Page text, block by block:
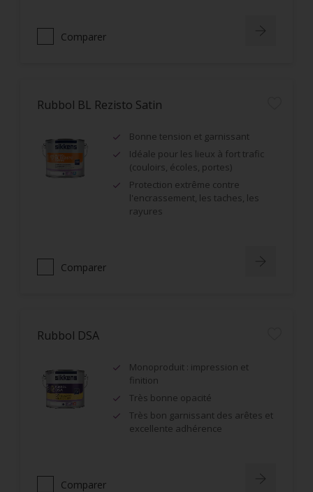
Comparer
Rubbol BL Rezisto Satin
Bonne tension et garnissant
Idéale pour les lieux à fort trafic
(couloirs, écoles, portes)
Protection extrême contre
l'encrassement, les taches, les
rayures
Comparer
Rubbol DSA
Monoproduit : impression et
finition
Très bonne opacité
Très bon garnissant des arêtes et
excellente adhérence
Comparer